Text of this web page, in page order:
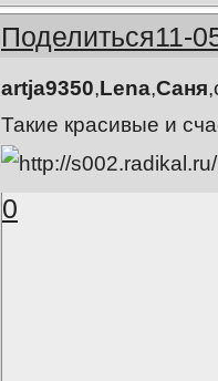
Поделиться11-
artja9350,Lena,Саня
Такие красивые и
0